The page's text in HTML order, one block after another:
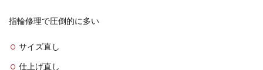
指輪修理で圧倒的に多い
サイズ直し
仕上げ直し